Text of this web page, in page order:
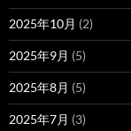
2025年10月 (2)
2025年9月 (5)
2025年8月 (5)
2025年7月 (3)